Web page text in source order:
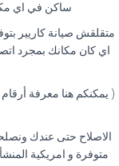
ساكن في اي
متقلقش صيانة كاريير
اي كان مكانك بمجرد
الاصلاح حتى عندك
متوفرة و امريكية